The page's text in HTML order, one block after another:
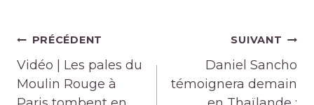
Navigation
de
l’article
PRÉCÉDENT
Vidéo | Les pales du
Moulin Rouge à
SUIVANT
Daniel Sancho
témoignera demain